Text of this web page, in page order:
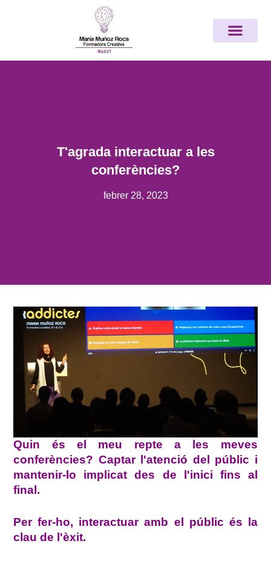
T'agrada interactuar a les
conferències?
febrer 28, 2023
Quin és el meu repte a les meves
conferències? Captar l'atenció del públic i
mantenir-lo implicat des de l'inici fins al
final.
Per fer-ho, interactuar amb el públic és la
clau de l'èxit.